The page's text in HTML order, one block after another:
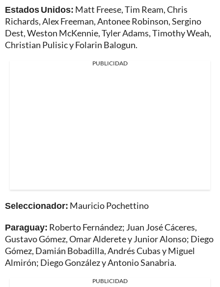
Estados Unidos: Matt Freese, Tim Ream, Chris
Richards, Alex Freeman, Antonee Robinson, Sergino
Dest, Weston McKennie, Tyler Adams, Timothy Weah,
Christian Pulisic y Folarin Balogun.
PUBLICIDAD
Seleccionador: Mauricio Pochettino
Paraguay: Roberto Fernández; Juan José Cáceres,
Gustavo Gómez, Omar Alderete y Junior Alonso; Diego
Gómez, Damián Bobadilla, Andrés Cubas y Miguel
Almirón; Diego González y Antonio Sanabria.
PUBLICIDAD